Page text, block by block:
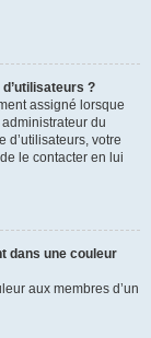
?
assigné lorsque
du
d’utilisateurs, votre
le contacter en lui
dans une couleur
aux membres d’un